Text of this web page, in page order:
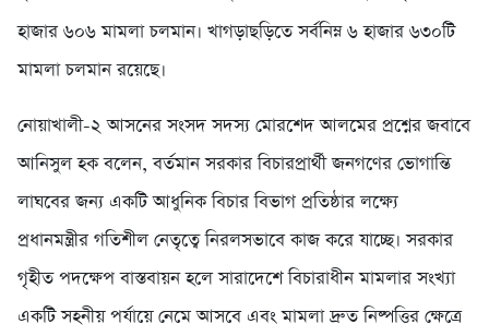
হাজার ৬০৬ মামলা চলমান। খাগড়াছড়িতে সর্বনিম্ন ৬ হাজার ৬৩০টি
মামলা চলমান রয়েছে।
নোয়াখালী-২ আসনের সংসদ সদস্য মোরশেদ আলমের প্রশ্নের জবাবে
আনিসুল হক বলেন, বর্তমান সরকার বিচারপ্রার্থী জনগণের ভোগান্তি
লাঘবের জন্য একটি আধুনিক বিচার বিভাগ প্রতিষ্ঠার লক্ষ্যে
প্রধানমন্ত্রীর গতিশীল নেতৃত্বে নিরলসভাবে কাজ করে যাচ্ছে। সরকার
গৃহীত পদক্ষেপ বাস্তবায়ন হলে সারাদেশে বিচারাধীন মামলার সংখ্যা
একটি সহনীয় পর্যায়ে নেমে আসবে এবং মামলা দ্রুত নিষ্পত্তির ক্ষেত্রে